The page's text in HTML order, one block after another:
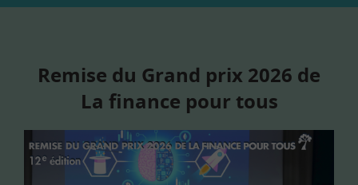
Remise du Grand prix 2026 de
La finance pour tous